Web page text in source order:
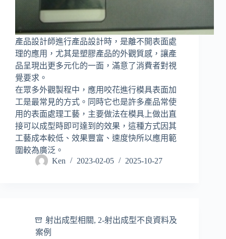
產品設計師進行產品設計時，是離不開表面處
理的應用，尤其是塑膠產品的外觀質感，讓產
品呈現出更多元化的一面，滿意了消費者對視
覺要求。
在眾多外觀製程中，應用咬花進行模具表面加
工是最常見的方式。同時它也是許多產品常使
用的表面處理工藝，主要做法在模具上做出直
接可以成型時即可達到的效果，這種方式因其
工藝成本較低、效果豐富、速度快所以應用範
圍較為廣泛。
Ken
2023-02-05 2025-10-27
射出成型相關, 2-射出成型不良資料及
案例